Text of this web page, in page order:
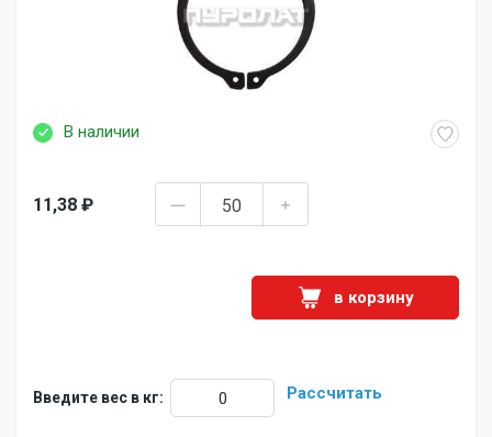
В наличии
11,38 ₽
в корзину
Введите вес в кг: Рассчитать